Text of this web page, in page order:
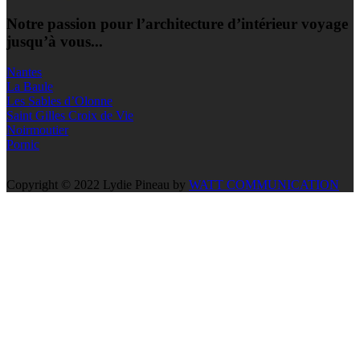
Notre passion pour l’architecture d’intérieur voyage
jusqu’à vous...
Nantes
La Baule
Les Sables d’Olonne
Saint Gilles Croix de Vie
Noirmoutier
Pornic
Copyright © 2022 Lydie Pineau by WATT COMMUNICATION